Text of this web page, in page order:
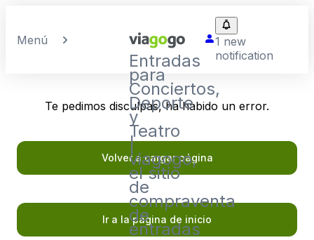
Menú
Entradas
para
Conciertos,
Deporte
y
Teatro
|
viagogo,
el sitio
de
compraventa
de
entradas
1 new
notification
Te pedimos disculpas, ha habido un error.
Volver a cargar página
Ir a la página de inicio